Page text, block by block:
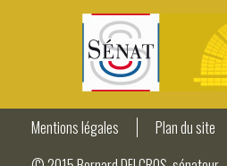
Mentions légales
Plan du site